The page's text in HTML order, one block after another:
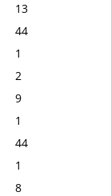
13
44
1
2
9
1
44
1
8